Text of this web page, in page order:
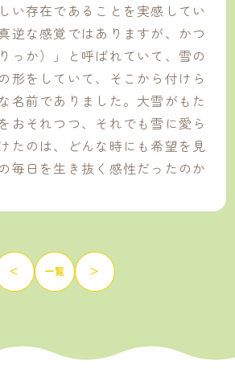
い存在であることを実感してい
逆な感覚ではありますが、かつ
っか）」と呼ばれていて、雪の
形をしていて、そこから付けら
名前でありました。大雪がもた
おそれつつ、それでも雪に愛ら
たのは、どんな時にも希望を見
毎日を生き抜く感性だったのか
＜ 一覧 ＞